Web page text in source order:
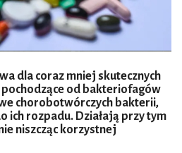
dla coraz mniej skutecznych
pochodzące od bakteriofagów
chorobotwórczych bakterii,
ich rozpadu. Działają przy tym
niszcząc korzystnej